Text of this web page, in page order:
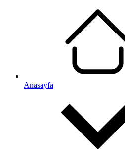
Anasayfa